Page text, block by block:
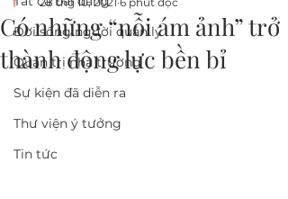
Đời sống người quản lý
Quản trị nhà trường
Sự kiện đã diễn ra
Thư viện ý tưởng
Tin tức
Có những “nỗi ám ảnh” trở
thành động lực bền bỉ